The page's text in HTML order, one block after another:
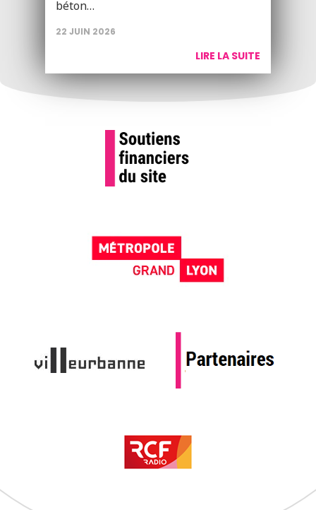
béton…
22 JUIN 2026
LIRE LA SUITE